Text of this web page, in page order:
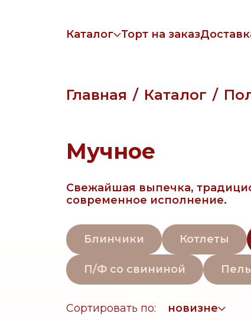
Каталог Торт на заказ
Главная Каталог
Мучное
Свежайшая выпечка,
современное исполнение.
Блинчики Котлеты
П/Ф со свининой
Сортировать по: новизне